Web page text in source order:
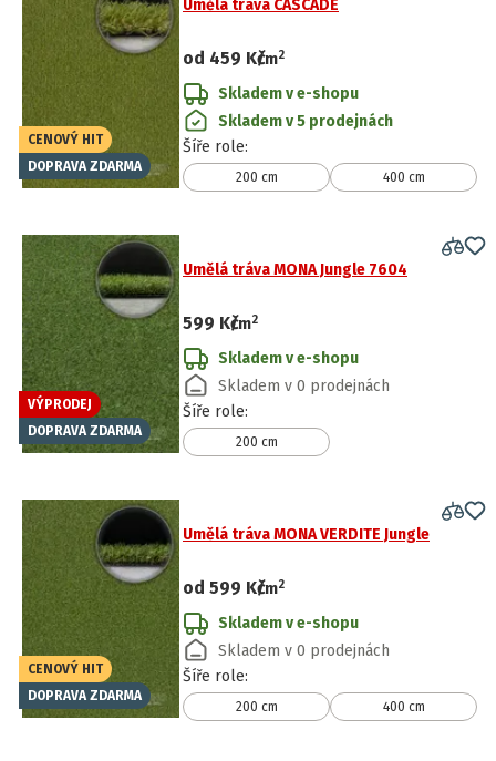
CENOVÝ HIT
DOPRAVA ZDARMA
Umělá tráva CASCADE
od 459 Kč
/m2
Skladem v e-shopu
Skladem v 5 prodejnách
Šíře role:
200 cm 400 cm
VÝPRODEJ
DOPRAVA ZDARMA
Umělá tráva MONA Jungle 7604
599 Kč
/m2
Skladem v e-shopu
Skladem v 0 prodejnách
Šíře role:
200 cm
CENOVÝ HIT
DOPRAVA ZDARMA
Umělá tráva MONA VERDITE Jungle
od 599 Kč
/m2
Skladem v e-shopu
Skladem v 0 prodejnách
Šíře role:
200 cm 400 cm